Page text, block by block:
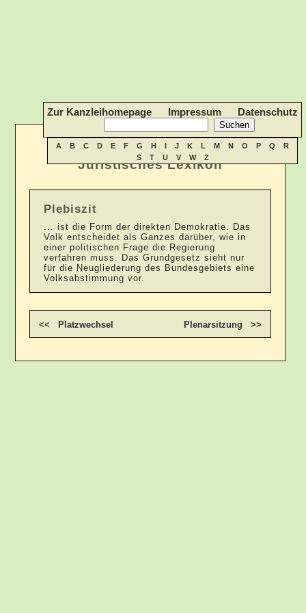
Juristisches Lexikon
Zur Kanzleihomepage Impressum Datenschutz
A B C D E F G H I J K L M N O P Q
R
S
T U V W Z
Plebiszit
... ist die Form der direkten Demokratie. Das
Volk entscheidet als Ganzes darüber, wie in
einer politischen Frage die Regierung
verfahren muss. Das Grundgesetz sieht nur
für die Neugliederung des Bundesgebiets eine
Volksabstimmung vor.
<< Platzwechsel Plenarsitzung >>